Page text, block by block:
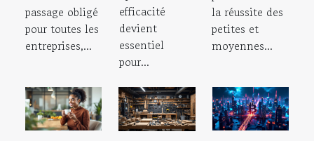
passage obligé
pour toutes les
entreprises,...
efficacité
devient
essentiel
pour...
la réussite des
petites et
moyennes...